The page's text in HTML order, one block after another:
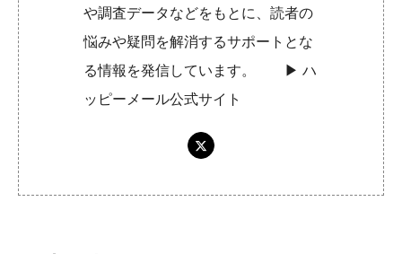
や調査データなどをもとに、読者の
悩みや疑問を解消するサポートとな
る情報を発信しています。 ▶︎ハ
ッピーメール公式サイト